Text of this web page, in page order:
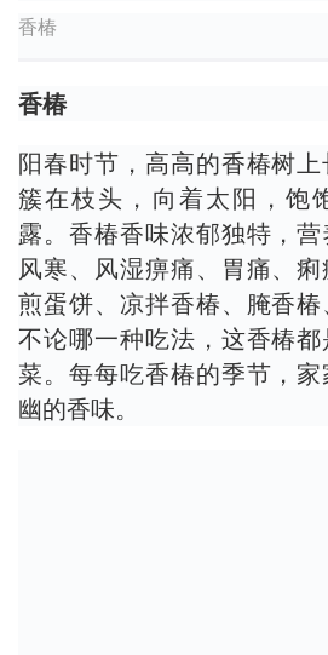
香椿
香椿
阳春时节，高高的香椿树上
簇在枝头，向着太阳，饱
露。香椿香味浓郁独特，
风寒、风湿痹痛、胃痛、
煎蛋饼、凉拌香椿、腌香椿
不论哪一种吃法，这香椿
菜。每每吃香椿的季节，
幽的香味。